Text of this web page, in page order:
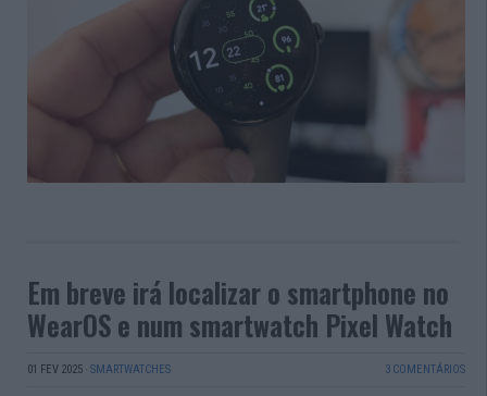
Em breve irá localizar o smartphone no
WearOS e num smartwatch Pixel Watch
01 FEV 2025 · SMARTWATCHES 3 COMENTÁRIOS